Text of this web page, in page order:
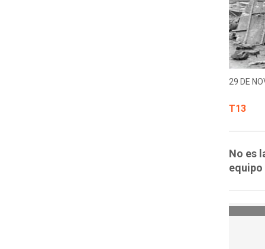
29 DE
T13
No es
equipo